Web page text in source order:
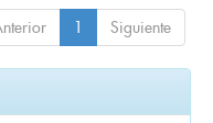
1 Siguiente